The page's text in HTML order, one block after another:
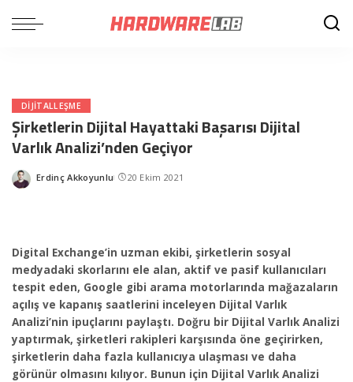
DIJITALLEŞME
Şirketlerin Dijital Hayattaki Başarısı Dijital
Varlık Analizi’nden Geçiyor
Posted
Erdinç Akkoyunlu 20 Ekim 2021
Digital Exchange’in uzman ekibi, şirketlerin sosyal
medyadaki skorlarını ele alan, aktif ve pasif kullanıcıları
tespit eden, Google gibi arama motorlarında mağazaların
açılış ve kapanış saatlerini inceleyen Dijital Varlık
Analizi’nin ipuçlarını paylaştı. Doğru bir Dijital Varlık Analizi
yaptırmak, şirketleri rakipleri karşısında öne geçirirken,
şirketlerin daha fazla kullanıcıya ulaşması ve daha
görünür olmasını kılıyor. Bunun için Dijital Varlık Analizi